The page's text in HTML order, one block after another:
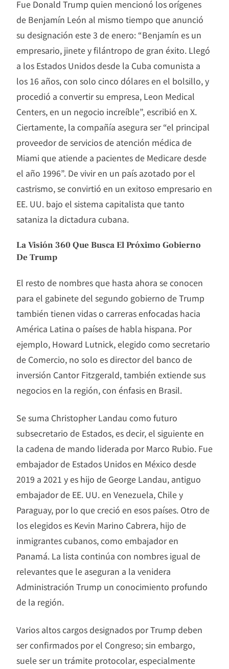
Fue Donald Trump quien mencionó los orígenes
de Benjamín León al mismo tiempo que anunció
su designación este 3 de enero: “Benjamín es un
empresario, jinete y filántropo de gran éxito. Llegó
a los Estados Unidos desde la Cuba comunista a
los 16 años, con solo cinco dólares en el bolsillo, y
procedió a convertir su empresa, Leon Medical
Centers, en un negocio increíble”, escribió en X.
Ciertamente, la compañía asegura ser “el principal
proveedor de servicios de atención médica de
Miami que atiende a pacientes de Medicare desde
el año 1996”. De vivir en un país azotado por el
castrismo, se convirtió en un exitoso empresario en
EE. UU. bajo el sistema capitalista que tanto
sataniza la dictadura cubana.
La Visión 360 Que Busca El Próximo Gobierno
De Trump
El resto de nombres que hasta ahora se conocen
para el gabinete del segundo gobierno de Trump
también tienen vidas o carreras enfocadas hacia
América Latina o países de habla hispana. Por
ejemplo, Howard Lutnick, elegido como secretario
de Comercio, no solo es director del banco de
inversión Cantor Fitzgerald, también extiende sus
negocios en la región, con énfasis en Brasil.
Se suma Christopher Landau como futuro
subsecretario de Estados, es decir, el siguiente en
la cadena de mando liderada por Marco Rubio. Fue
embajador de Estados Unidos en México desde
2019 a 2021 y es hijo de George Landau, antiguo
embajador de EE. UU. en Venezuela, Chile y
Paraguay, por lo que creció en esos países. Otro de
los elegidos es Kevin Marino Cabrera, hijo de
inmigrantes cubanos, como embajador en
Panamá. La lista continúa con nombres igual de
relevantes que le aseguran a la venidera
Administración Trump un conocimiento profundo
de la región.
Varios altos cargos designados por Trump deben
ser confirmados por el Congreso; sin embargo,
suele ser un trámite protocolar, especialmente